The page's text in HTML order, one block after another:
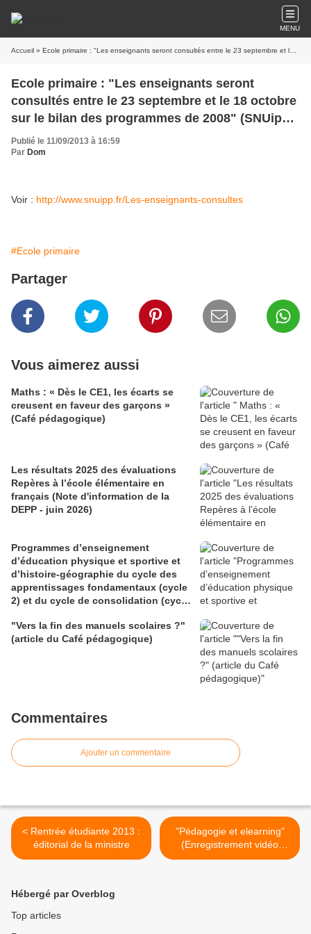
MENU
Accueil » Ecole primaire : "Les enseignants seront consultés entre le 23 septembre et le 18 octobre sur le bilan des programmes de 2008" (SNUipp-FSU)
Ecole primaire : "Les enseignants seront
consultés entre le 23 septembre et le 18 octobre
sur le bilan des programmes de 2008" (SNUipp-
FSU)
Publié le 11/09/2013 à 16:59
Par Dom
Voir : http://www.snuipp.fr/Les-enseignants-consultes
#Ecole primaire
Partager
Vous aimerez aussi
Maths : « Dès le CE1, les écarts se
creusent en faveur des garçons »
(Café pédagogique)
Les résultats 2025 des évaluations
Repères à l’école élémentaire en
français (Note d'information de la
DEPP - juin 2026)
Programmes d’enseignement
d’éducation physique et sportive et
d’histoire-géographie du cycle des
apprentissages fondamentaux (cycle
2) et du cycle de consolidation (cycle
"Vers la fin des manuels scolaires ?"
(article du Café pédagogique)
Commentaires
Ajouter un commentaire
< Rentrée étudiante 2013 :
éditorial de la ministre
"Pédagogie et elearning"
(Enregistrement vidéo
d'une conférence de
Hébergé par Overblog
Top articles